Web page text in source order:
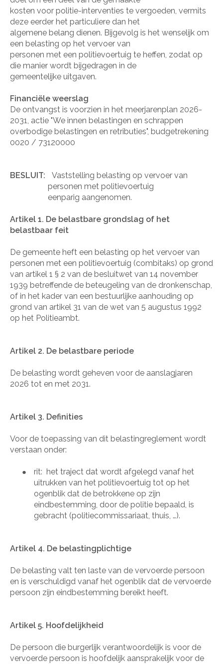
kosten voor politie-interventies te vergoeden, vermits
deze eerder het particuliere dan het
algemene belang dienen. Bijgevolg is het wenselijk om
een belasting op het vervoer van
personen met een politievoertuig te heffen, zodat op
die manier wordt bijgedragen in de
gemeentelijke uitgaven.
Financiële weerslag
De ontvangst is voorzien in het meerjarenplan 2026-
2031, actie "We innen belastingen en schrappen
overbodige belastingen en retributies", budgetrekening
0020 / 73120000
BESLUIT:
Vaststelling belasting op vervoer van
personen met politievoertuig
eenparig aangenomen.
Artikel 1. De belastbare grondslag of het
belastbaar feit
De gemeente heft een belasting op het vervoer van
personen met een politievoertuig (combitaks) op grond
van artikel 1 § 2 van de besluitwet van 14 november
1939 betreffende de beteugeling van de dronkenschap,
of in het kader van een bestuurlijke aanhouding op
grond van artikel 31 van de wet van 5 augustus 1992
op het Politieambt.
Artikel 2. De belastbare periode
De belasting wordt geheven voor de aanslagjaren
2026 tot en met 2031.
Artikel 3. Definities
Voor de toepassing van dit belastingreglement wordt
verstaan onder:
● rit: het traject dat wordt afgelegd vanaf het
uitrukken van het politievoertuig tot op het
ogenblik dat de betrokkene op zijn
eindbestemming, door de politie bepaald, is
gebracht (politiecommissariaat, thuis, …).
Artikel 4. De belastingplichtige
De belasting valt ten laste van de vervoerde persoon
en is verschuldigd vanaf het ogenblik dat de vervoerde
persoon zijn eindbestemming bereikt heeft.
Artikel 5. Hoofdelijkheid
De persoon die burgerlijk verantwoordelijk is voor de
vervoerde persoon is hoofdelijk aansprakelijk voor de